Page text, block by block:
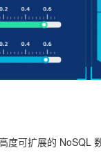
度可扩展的 NoSQL